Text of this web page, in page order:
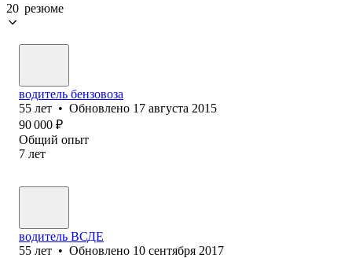
20 резюме
водитель бензовоза
55 лет • Обновлено 17 августа 2015
90 000 ₽
Общий опыт
7 лет
водитель ВСДЕ
55 лет • Обновлено 10 сентября 2017